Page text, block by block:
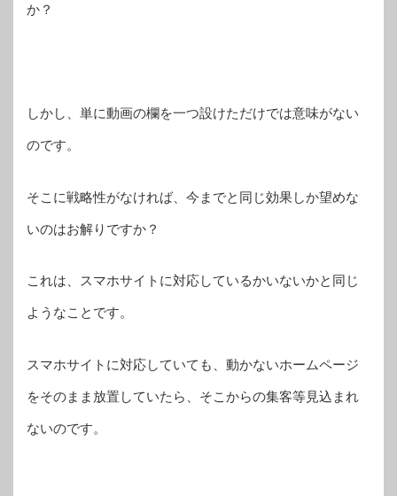
か？
しかし、単に動画の欄を一つ設けただけでは意味がない
のです。
そこに戦略性がなければ、今までと同じ効果しか望めな
いのはお解りですか？
これは、スマホサイトに対応しているかいないかと同じ
ようなことです。
スマホサイトに対応していても、動かないホームページ
をそのまま放置していたら、そこからの集客等見込まれ
ないのです。